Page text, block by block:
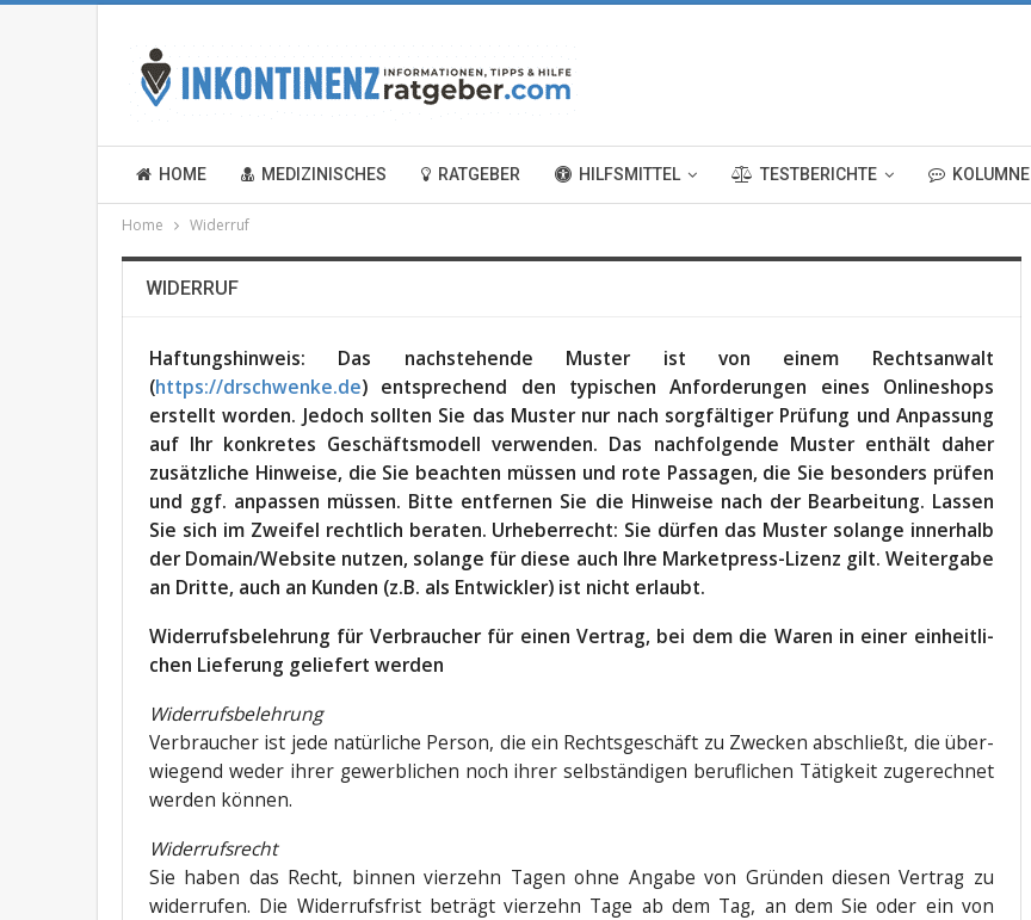
HOME MEDIZINISCHES RATGEBER HILFSMITTEL TESTBERICHTE KOLUMNE
Home Widerruf
WIDERRUF
Haf­tungs­hin­weis: Das nach­ste­hen­de Mus­ter ist von einem Rechts­an­walt
(https://drschwenke.de) ent­spre­chend den typi­schen Anfor­de­run­gen eines Online­shops
erstellt wor­den. Jedoch soll­ten Sie das Mus­ter nur nach sorg­fäl­ti­ger Prü­fung und Anpas­sung
auf Ihr kon­kre­tes Geschäfts­mo­dell ver­wen­den. Das nach­fol­gen­de Mus­ter ent­hält daher
zusätz­li­che Hin­wei­se, die Sie beach­ten müs­sen und rote Pas­sa­gen, die Sie beson­ders prü­fen
und ggf. anpas­sen müs­sen. Bit­te ent­fer­nen Sie die Hin­wei­se nach der Bear­bei­tung. Las­sen
Sie sich im Zwei­fel recht­lich bera­ten. Urhe­ber­recht: Sie dür­fen das Mus­ter solan­ge inner­halb
der Domain/Website nut­zen, solan­ge für die­se auch Ihre Mar­ket­press-Lizenz gilt. Wei­ter­ga­be
an Drit­te, auch an Kun­den (z.B. als Ent­wick­ler) ist nicht erlaubt.
Wider­rufs­be­leh­rung für Ver­brau­cher für einen Ver­trag, bei dem die Waren in einer ein­heit­li­
chen Lie­fe­rung gelie­fert werden
Wider­rufs­be­leh­rung
Ver­brau­cher ist jede natür­li­che Per­son, die ein Rechts­ge­schäft zu Zwe­cken abschließt, die über­
wie­gend weder ihrer gewerb­li­chen noch ihrer selb­stän­di­gen beruf­li­chen Tätig­keit zuge­rech­net
wer­den können.
Wider­rufs­recht
Sie haben das Recht, bin­nen vier­zehn Tagen ohne Anga­be von Grün­den die­sen Ver­trag zu
wider­ru­fen. Die Wider­rufs­frist beträgt vier­zehn Tage ab dem Tag, an dem Sie oder ein von